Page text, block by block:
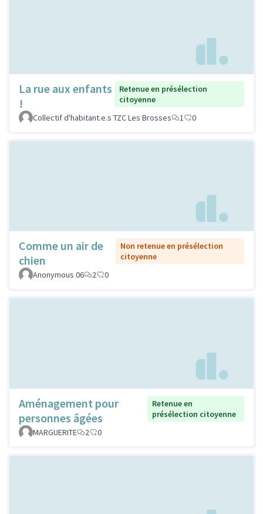
La rue aux enfants
!
Retenue en présélection
citoyenne
Collectif d'habitant.e.s TZC Les Brosses
1 0
Comme un air de
chien
Non retenue en présélection
citoyenne
Anonymous 06
2 0
Aménagement pour
personnes âgées
Retenue en
présélection citoyenne
MARGUERITE
2 0